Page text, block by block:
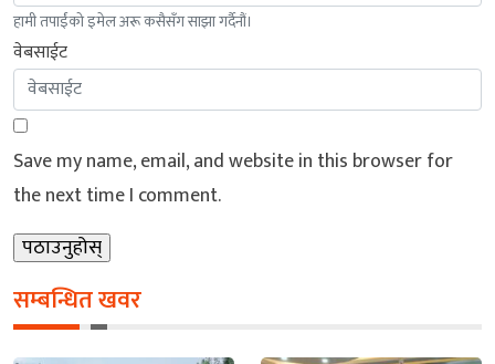
हामी तपाईंको इमेल अरू कसैसँग साझा गर्दैनौं।
वेबसाईट
Save my name, email, and website in this browser for
the next time I comment.
सम्बन्धित खवर